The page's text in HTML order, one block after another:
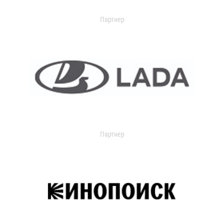
Партнер
Партнер